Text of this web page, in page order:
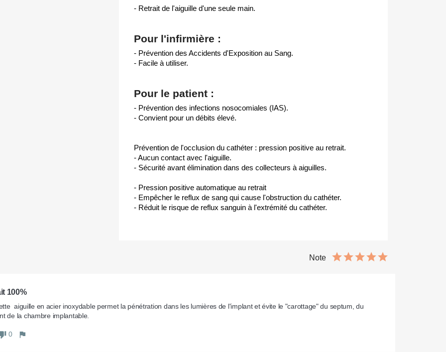
- Retrait de l'aiguille d'une seule main.
Pour l'infirmière :
- Prévention des Accidents d'Exposition au Sang.
- Facile à utiliser.
Pour le patient :
- Prévention des infections nosocomiales (IAS).
- Convient pour un débits élevé.
Prévention de l'occlusion du cathéter : pression positive au retrait.
- Aucun contact avec l'aiguille.
- Sécurité avant élimination dans des collecteurs à aiguilles.
- Pression positive automatique au retrait
- Empêcher le reflux de sang qui cause l'obstruction du cathéter.
- Réduit le risque de reflux sanguin à l'extrémité du cathéter.
Note
100%
aiguille en acier inoxydable permet la pénétration dans les lumières de l'implant et évite le "carottage" du septum, du
de la chambre implantable.
0